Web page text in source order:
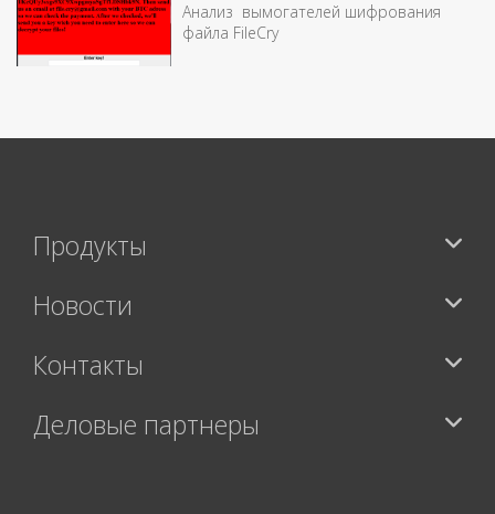
Анализ вымогателей шифрования
файла FileCry
Продукты
Новости
Контакты
Деловые партнеры